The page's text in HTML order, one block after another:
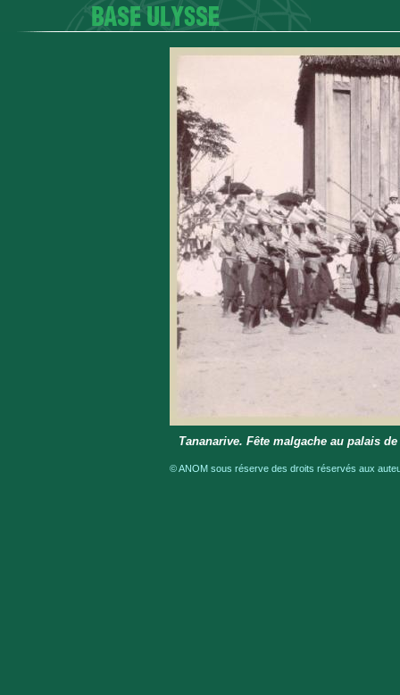
Tananarive. Fête malgache au palais
© ANOM sous réserve des droits réservés aux